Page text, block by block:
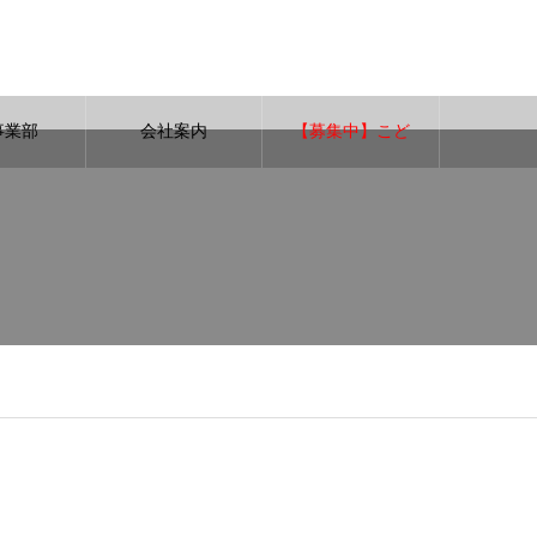
業部 会社案内 【募集中】こど